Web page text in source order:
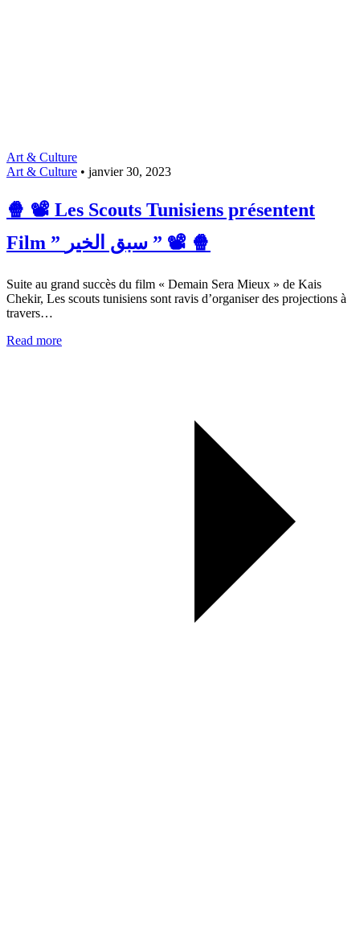
Art & Culture
Art & Culture • janvier 30, 2023
🍿 📽️ Les Scouts Tunisiens présentent
Film ” سبق الخير ” 📽️ 🍿
Suite au grand succès du film « Demain Sera Mieux » de Kais
Chekir, Les scouts tunisiens sont ravis d’organiser des projections à
travers…
Read more